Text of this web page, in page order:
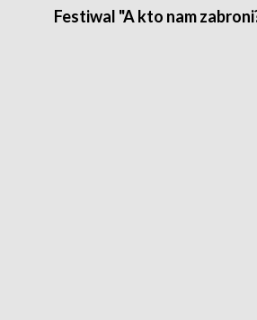
Festiwal "A kto nam